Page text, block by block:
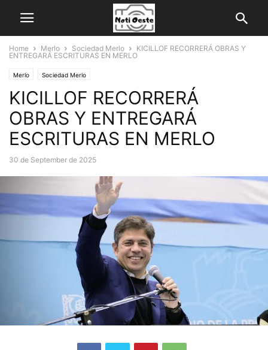
Home Merlo Sociedad Merlo
KICILLOF RECORRERÁ OBRAS Y
ENTREGARÁ ESCRITURAS EN MERLO
Merlo Sociedad Merlo
KICILLOF RECORRERÁ
OBRAS Y ENTREGARÁ
ESCRITURAS EN MERLO
30 de September de 2025